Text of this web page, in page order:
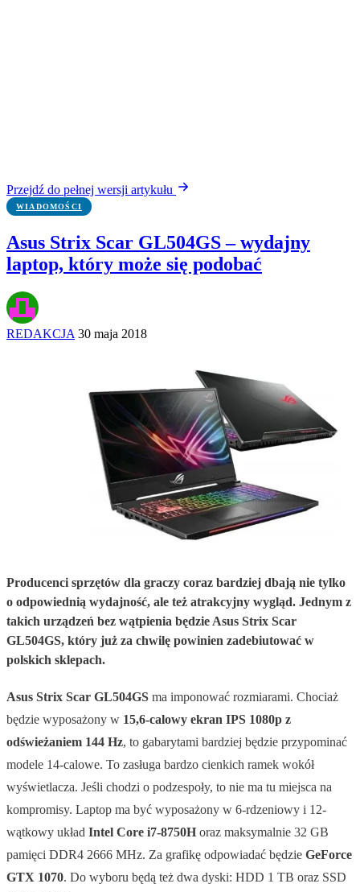
Przejdź do pełnej wersji artykułu
WIADOMOŚCI
Asus Strix Scar GL504GS – wydajny
laptop, który może się podobać
REDAKCJA 30 maja 2018
Producenci sprzętów dla graczy coraz bardziej dbają nie tylko
o odpowiednią wydajność, ale też atrakcyjny wygląd. Jednym z
takich urządzeń bez wątpienia będzie Asus Strix Scar
GL504GS, który już za chwilę powinien zadebiutować w
polskich sklepach.
Asus Strix Scar GL504GS ma imponować rozmiarami. Chociaż
będzie wyposażony w 15,6-calowy ekran IPS 1080p z
odświeżaniem 144 Hz, to gabarytami bardziej będzie przypominać
modele 14-calowe. To zasługa bardzo cienkich ramek wokół
wyświetlacza. Jeśli chodzi o podzespoły, to nie ma tu miejsca na
kompromisy. Laptop ma być wyposażony w 6-rdzeniowy i 12-
wątkowy układ Intel Core i7-8750H oraz maksymalnie 32 GB
pamięci DDR4 2666 MHz. Za grafikę odpowiadać będzie GeForce
GTX 1070. Do wyboru będą też dwa dyski: HDD 1 TB oraz SSD